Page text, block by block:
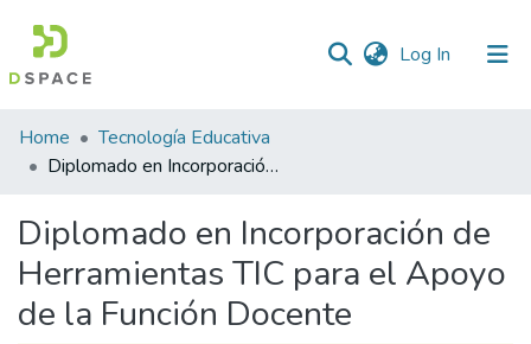
Log In (current)
Statistics
Home
Tecnología Educativa
Diplomado en Incorporación de Herramientas TIC para el Apoyo de la Función Docente
Diplomado en Incorporación de
Herramientas TIC para el Apoyo
de la Función Docente